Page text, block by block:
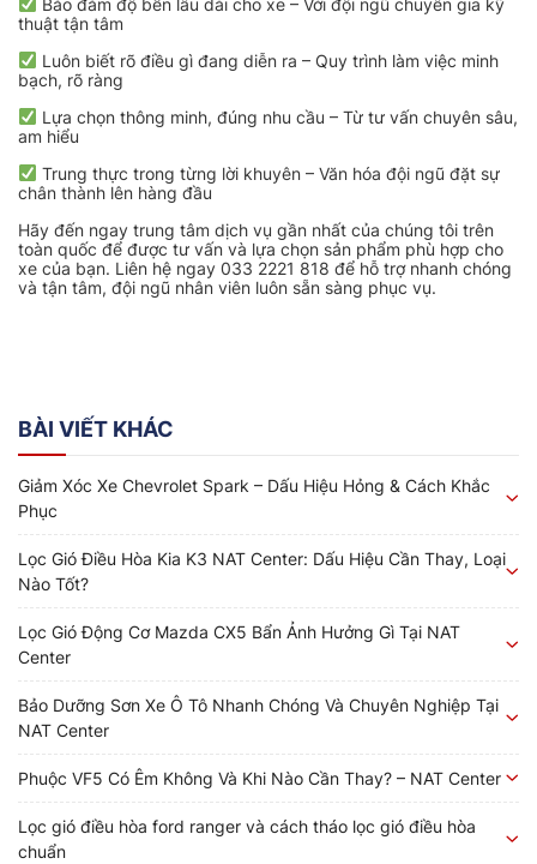
Bảo đảm độ bền lâu dài cho xe – Với đội ngũ chuyên gia kỹ
thuật tận tâm
Luôn biết rõ điều gì đang diễn ra – Quy trình làm việc minh
bạch, rõ ràng
Lựa chọn thông minh, đúng nhu cầu – Từ tư vấn chuyên sâu,
am hiểu
Trung thực trong từng lời khuyên – Văn hóa đội ngũ đặt sự
chân thành lên hàng đầu
Hãy đến ngay trung tâm dịch vụ gần nhất của chúng tôi trên
toàn quốc để được tư vấn và lựa chọn sản phẩm phù hợp cho
xe của bạn. Liên hệ ngay 033 2221 818 để hỗ trợ nhanh chóng
và tận tâm, đội ngũ nhân viên luôn sẵn sàng phục vụ.
BÀI VIẾT KHÁC
Giảm Xóc Xe Chevrolet Spark – Dấu Hiệu Hỏng & Cách Khắc
Phục
Lọc Gió Điều Hòa Kia K3 NAT Center: Dấu Hiệu Cần Thay, Loại
Nào Tốt?
Lọc Gió Động Cơ Mazda CX5 Bẩn Ảnh Hưởng Gì Tại NAT
Center
Bảo Dưỡng Sơn Xe Ô Tô Nhanh Chóng Và Chuyên Nghiệp Tại
NAT Center
Phuộc VF5 Có Êm Không Và Khi Nào Cần Thay? – NAT Center
Lọc gió điều hòa ford ranger và cách tháo lọc gió điều hòa
chuẩn